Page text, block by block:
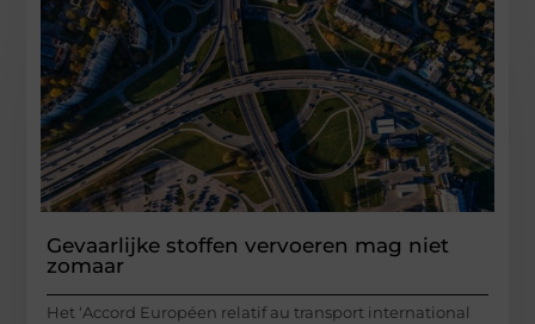
Gevaarlijke stoffen vervoeren mag niet
zomaar
Het ‘Accord Européen relatif au transport international